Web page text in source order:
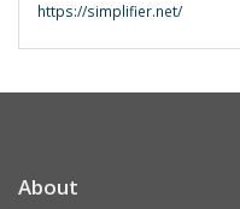
https://simplifier.net/
About